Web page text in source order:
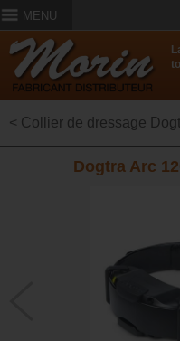
MENU
< Collier de dressage
Dogtra Arc